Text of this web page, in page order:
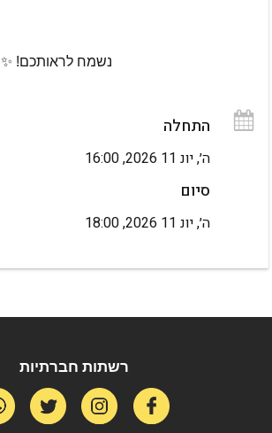
נשמח לראותכם! ✨
התחלה
ה׳, יונ 11 2026, 16:00
סיום
ה׳, יונ 11 2026, 18:00
SUPPLEMENTARY MATERIALS
אין פריטים
CATEGORIES
אין פריטים
רשתות חברתיות